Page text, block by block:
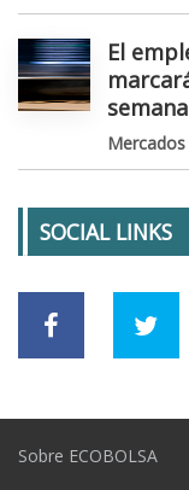
El
semana
Mercados
SOCIAL LINKS
Sobre ECOBOLSA